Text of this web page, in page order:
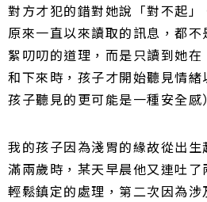
對方才犯的錯對她說「對不起
原來一直以來讀取的訊息，都
絮叨叨的道理，而是只讀到她
和下來時，孩子才開始聽見情緒
孩子聽見的更可能是一種安全感
我的孩子因為淺胃的緣故從出
滿兩歲時，某天早晨他又連吐
輕鬆鎮定的處理，第二次因為